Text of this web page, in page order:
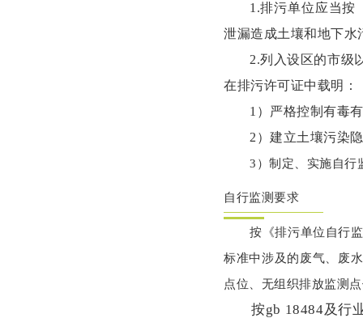
1.排污单位应当按
泄漏造成土壤和地下水
2.列入设区的市级
在排污许可证中载明：
1）严格控制有毒
2）建立土壤污染
3）制定、实施自行
自行监测要求
按《排污单位自行
标准中涉及的废气、废
点位、无组织排放监测
按gb 18484及行